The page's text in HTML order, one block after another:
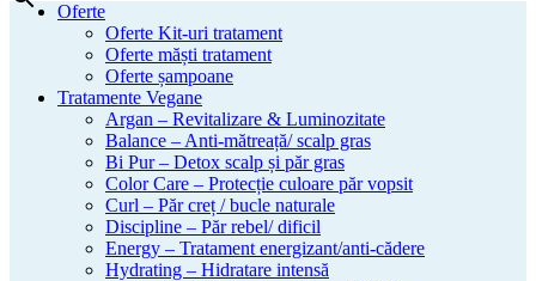
Oferte
Oferte Kit-uri tratament
Oferte măști tratament
Oferte șampoane
Tratamente Vegane
Argan – Revitalizare & Luminozitate
Balance – Anti-mătreață/ scalp gras
Bi Pur – Detox scalp și păr gras
Color Care – Protecție culoare păr vopsit
Curl – Păr creț / bucle naturale
Discipline – Păr rebel/ dificil
Energy – Tratament energizant/anti-cădere
Hydrating – Hidratare intensă